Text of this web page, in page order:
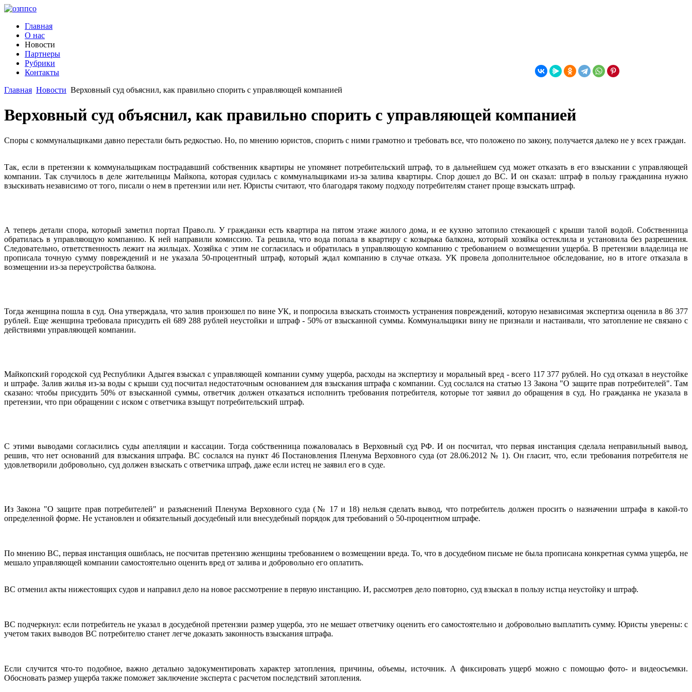
Главная
О нас
Новости
Партнеры
Рубрики
Контакты
Главная Новости Верховный суд объяснил, как правильно спорить с управляющей компанией
Верховный суд объяснил, как правильно спорить с управляющей компанией
Споры с коммунальщиками давно перестали быть редкостью. Но, по мнению юристов, спорить с ними грамотно и требовать все, что положено по закону, получается далеко не у всех граждан.
Так, если в претензии к коммунальщикам пострадавший собственник квартиры не упомянет потребительский штраф, то в дальнейшем суд может отказать в его взыскании с управляющей
компании. Так случилось в деле жительницы Майкопа, которая судилась с коммунальщиками из-за залива квартиры. Спор дошел до ВС. И он сказал: штраф в пользу гражданина нужно
взыскивать независимо от того, писали о нем в претензии или нет. Юристы считают, что благодаря такому подходу потребителям станет проще взыскать штраф.
А теперь детали спора, который заметил портал Право.ru. У гражданки есть квартира на пятом этаже жилого дома, и ее кухню затопило стекающей с крыши талой водой. Собственница
обратилась в управляющую компанию. К ней направили комиссию. Та решила, что вода попала в квартиру с козырька балкона, который хозяйка остеклила и установила без разрешения.
Следовательно, ответственность лежит на жильцах. Хозяйка с этим не согласилась и обратилась в управляющую компанию с требованием о возмещении ущерба. В претензии владелица не
прописала точную сумму повреждений и не указала 50-процентный штраф, который ждал компанию в случае отказа. УК провела дополнительное обследование, но в итоге отказала в
возмещении из-за переустройства балкона.
Тогда женщина пошла в суд. Она утверждала, что залив произошел по вине УК, и попросила взыскать стоимость устранения повреждений, которую независимая экспертиза оценила в 86 377
рублей. Еще женщина требовала присудить ей 689 288 рублей неустойки и штраф - 50% от взысканной суммы. Коммунальщики вину не признали и настаивали, что затопление не связано с
действиями управляющей компании.
Майкопский городской суд Республики Адыгея взыскал с управляющей компании сумму ущерба, расходы на экспертизу и моральный вред - всего 117 377 рублей. Но суд отказал в неустойке
и штрафе. Залив жилья из-за воды с крыши суд посчитал недостаточным основанием для взыскания штрафа с компании. Суд сослался на статью 13 Закона "О защите прав потребителей". Там
сказано: чтобы присудить 50% от взысканной суммы, ответчик должен отказаться исполнить требования потребителя, которые тот заявил до обращения в суд. Но гражданка не указала в
претензии, что при обращении с иском с ответчика взыщут потребительский штраф.
С этими выводами согласились суды апелляции и кассации. Тогда собственница пожаловалась в Верховный суд РФ. И он посчитал, что первая инстанция сделала неправильный вывод,
решив, что нет оснований для взыскания штрафа. ВС сослался на пункт 46 Постановления Пленума Верховного суда (от 28.06.2012 № 1). Он гласит, что, если требования потребителя не
удовлетворили добровольно, суд должен взыскать с ответчика штраф, даже если истец не заявил его в суде.
Из Закона "О защите прав потребителей" и разъяснений Пленума Верховного суда (№ 17 и 18) нельзя сделать вывод, что потребитель должен просить о назначении штрафа в какой-то
определенной форме. Не установлен и обязательный досудебный или внесудебный порядок для требований о 50-процентном штрафе.
По мнению ВС, первая инстанция ошиблась, не посчитав претензию женщины требованием о возмещении вреда. То, что в досудебном письме не была прописана конкретная сумма ущерба, не
мешало управляющей компании самостоятельно оценить вред от залива и добровольно его оплатить.
ВС отменил акты нижестоящих судов и направил дело на новое рассмотрение в первую инстанцию. И, рассмотрев дело повторно, суд взыскал в пользу истца неустойку и штраф.
ВС подчеркнул: если потребитель не указал в досудебной претензии размер ущерба, это не мешает ответчику оценить его самостоятельно и добровольно выплатить сумму. Юристы уверены: с
учетом таких выводов ВС потребителю станет легче доказать законность взыскания штрафа.
Если случится что-то подобное, важно детально задокументировать характер затопления, причины, объемы, источник. А фиксировать ущерб можно с помощью фото- и видеосъемки.
Обосновать размер ущерба также поможет заключение эксперта с расчетом последствий затопления.